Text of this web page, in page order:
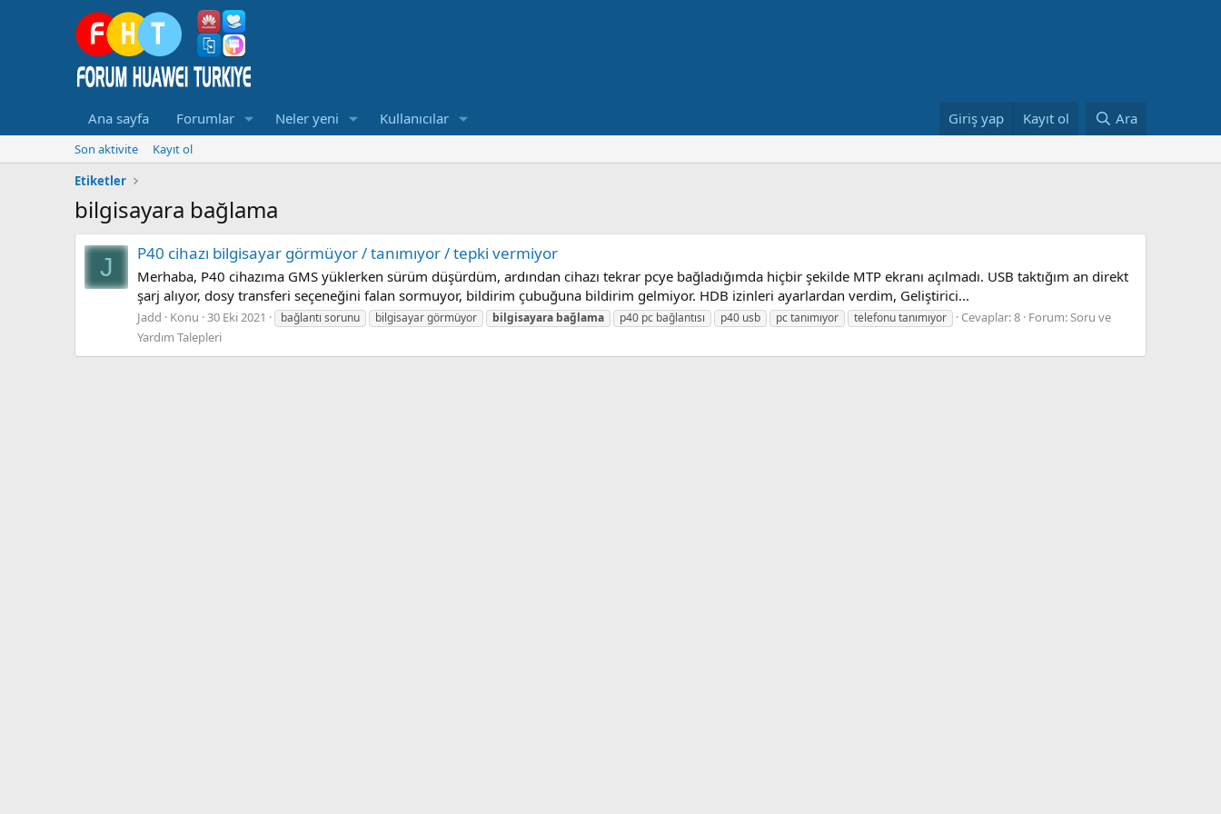
Ana sayfa Forumlar Neler yeni Kullanıcılar Giriş yap Kayıt ol Ara
Son aktivite
Kayıt ol
Etiketler
bilgisayara bağlama
J P40 cihazı bilgisayar görmüyor / tanımıyor / tepki vermiyor
Merhaba, P40 cihazıma GMS yüklerken sürüm düşürdüm, ardından cihazı tekrar pcye bağladığımda hiçbir şekilde MTP ekranı açılmadı. USB taktığım an direkt
şarj alıyor, dosy transferi seçeneğini falan sormuyor, bildirim çubuğuna bildirim gelmiyor. HDB izinleri ayarlardan verdim, Geliştirici...
Jadd Konu 30 Eki 2021 bağlantı sorunu bilgisayar görmüyor bilgisayara bağlama p40 pc bağlantısı p40 usb pc tanımıyor telefonu tanımıyor Cevaplar: 8 Forum:Soru ve
Yardım Talepleri